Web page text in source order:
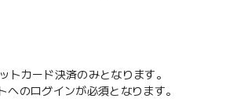
トカード決済のみとなります。
へのログインが必須となります。